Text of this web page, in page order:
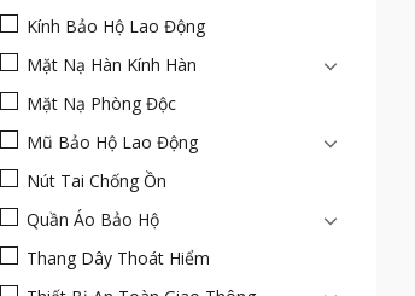
Kính Bảo Hộ Lao Động
Mặt Nạ Hàn Kính Hàn
Mặt Nạ Phòng Độc
Mũ Bảo Hộ Lao Động
Nút Tai Chống Ồn
Quần Áo Bảo Hộ
Thang Dây Thoát Hiểm